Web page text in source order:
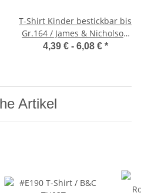
T-Shirt Kinder bestickbar bis
Gr.164 / James & Nicholson
JN019
4,39 € - 6,08 € *
Artikel